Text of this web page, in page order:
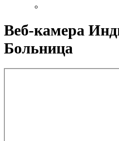
Веб-камера
Больница